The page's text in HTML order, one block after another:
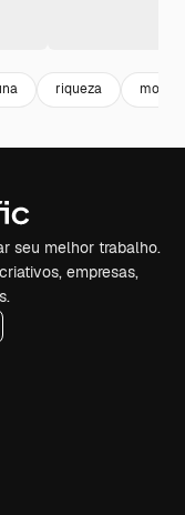
riqueza moeda
seu melhor trabalho.
empresas,